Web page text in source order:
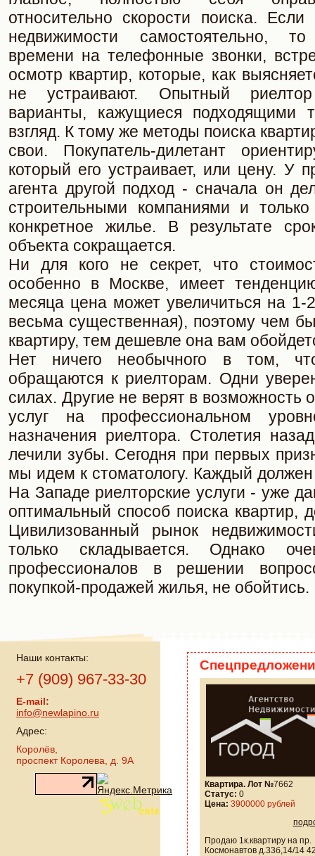
относительно скорости поиска.
недвижимости самостоятельно,
времени на телефонные звонки,
осмотр квартир, которые, как
не устраивают. Опытный
варианты, кажущиеся подходящими
взгляд. К тому же методы поиска
свои. Покупатель-дилетант
который его устраивает, или цену. У
агента другой подход - сначала он
строительными компаниями и
конкретное жилье. В результате
объекта сокращается.
Ни для кого не секрет, что
особенно в Москве, имеет
месяца цена может увеличиться на
весьма существенная), поэтому чем
квартиру, тем дешевле она вам
Нет ничего необычного в том,
обращаются к риелторам. Одни
силах. Другие не верят в возможность
услуг на профессиональном
назначения риелтора. Столетия
лечили зубы. Сегодня при первых
мы идем к стоматологу. Каждый
На Западе риелторские услуги - уже
оптимальный способ поиска квартир,
Цивилизованный рынок
только складывается. Однако
профессионалов в решении
покупкой-продажей жилья, не обойтись.
Наши контакты:
+7 (909) 967-33-30
E-mail:
info@newlapino.ru
Адрес:
Королёв,
проспект Королева, д. 9А
Квартира. Лот №7662
Статус: 0
Цена: 3900000 рублей
Продаю 1к.квартиру на пр.
Космонавтов д.33б,14/14